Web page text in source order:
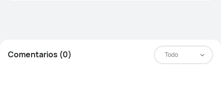
Todo
Comentarios (0)